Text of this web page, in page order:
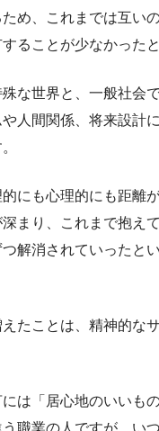
め、これまでは互い
ることが少なかった
な世界と、一般社会
人間関係、将来設計
にも心理的にも距離
まり、これまで抱え
解消されていったと
たことは、精神的な
は「居心地のいいも